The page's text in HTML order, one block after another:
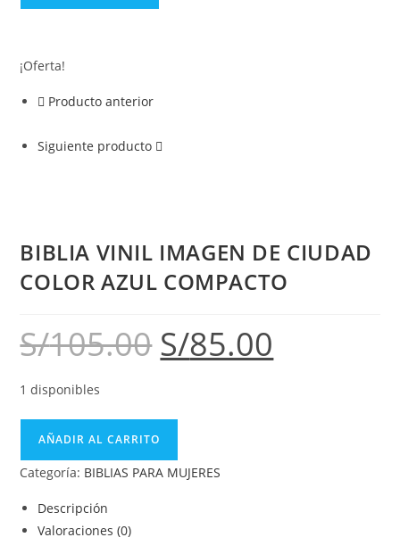
¡Oferta!
Producto anterior
Siguiente producto
BIBLIA VINIL IMAGEN DE CIUDAD
COLOR AZUL COMPACTO
S/105.00S/85.00
1 disponibles
AÑADIR AL CARRITO
Categoría: BIBLIAS PARA MUJERES
Descripción
Valoraciones (0)